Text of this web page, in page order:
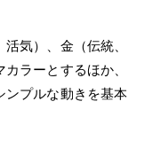
気）、金（伝統、
ラーとするほか、
ンプルな動きを基本